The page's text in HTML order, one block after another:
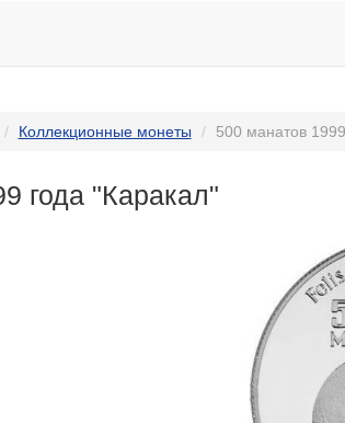
Коллекционные монеты 500 манатов
года "Каракал"